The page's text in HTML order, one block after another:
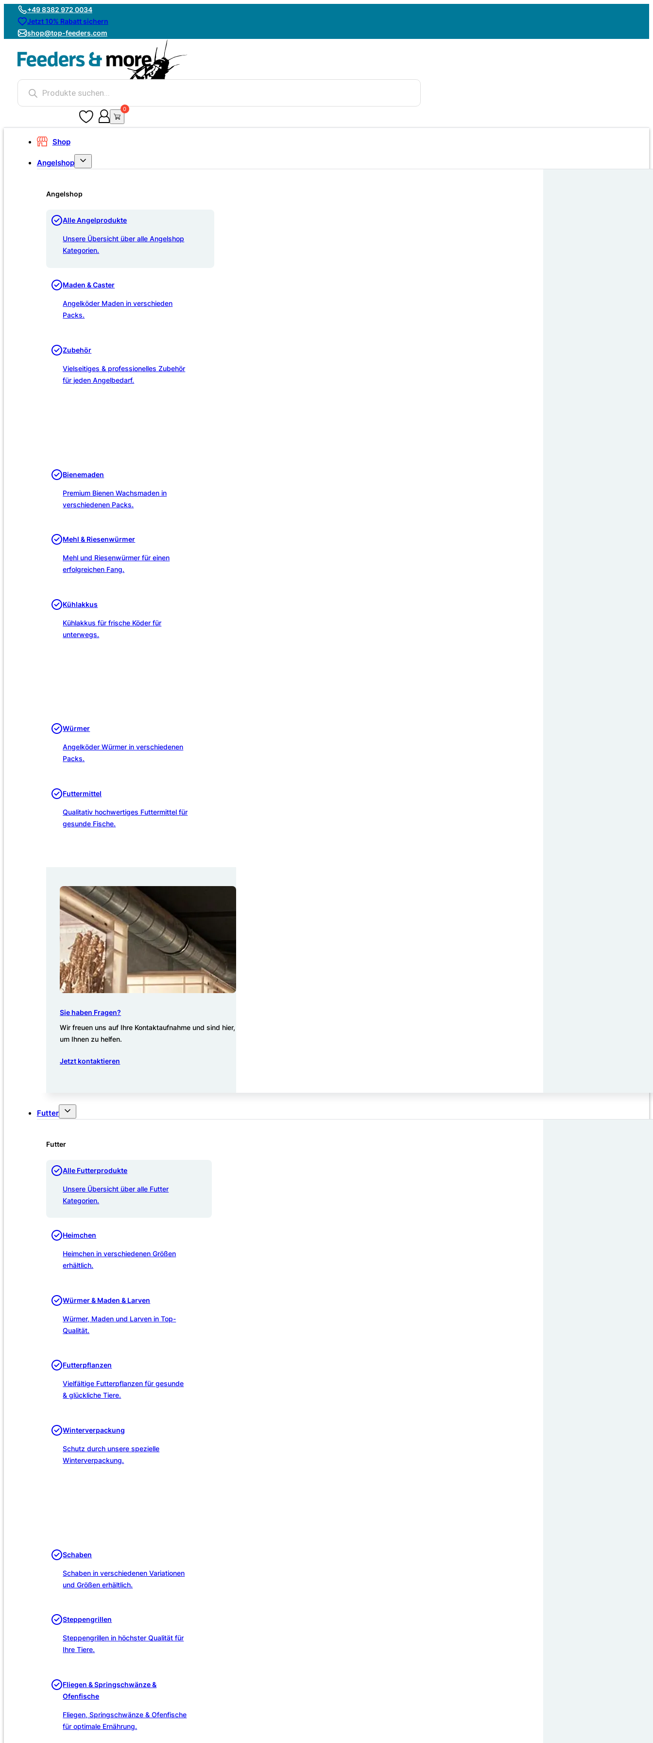
+49 8382 972 0034
Jetzt 10% Rabatt sichern
shop@top-feeders.com
Products
search
0 0
Shop
Angelshop
Angelshop
Alle Angelprodukte
Unsere Übersicht über alle Angelshop
Kategorien.
Maden & Caster
Angelköder Maden in verschieden
Packs.
Zubehör
Vielseitiges & professionelles Zubehör
für jeden Angelbedarf.
Bienemaden
Premium Bienen Wachsmaden in
verschiedenen Packs.
Mehl & Riesenwürmer
Mehl und Riesenwürmer für einen
erfolgreichen Fang.
Kühlakkus
Kühlakkus für frische Köder für
unterwegs.
Würmer
Angelköder Würmer in verschiedenen
Packs.
Futtermittel
Qualitativ hochwertiges Futtermittel für
gesunde Fische.
Sie haben Fragen?
Wir freuen uns auf Ihre Kontaktaufnahme und sind hier,
um Ihnen zu helfen.
Jetzt kontaktieren
Futter
Futter
Alle Futterprodukte
Unsere Übersicht über alle Futter
Kategorien.
Heimchen
Heimchen in verschiedenen Größen
erhältlich.
Würmer & Maden & Larven
Würmer, Maden und Larven in Top-
Qualität.
Futterpflanzen
Vielfältige Futterpflanzen für gesunde
& glückliche Tiere.
Winterverpackung
Schutz durch unsere spezielle
Winterverpackung.
Schaben
Schaben in verschiedenen Variationen
und Größen erhältlich.
Steppengrillen
Steppengrillen in höchster Qualität für
Ihre Tiere.
Fliegen & Springschwänze &
Ofenfische
Fliegen, Springschwänze & Ofenfische
für optimale Ernährung.